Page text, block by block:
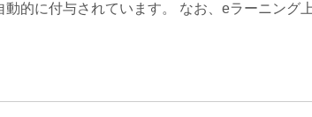
的に付与されています。 なお、eラーニング